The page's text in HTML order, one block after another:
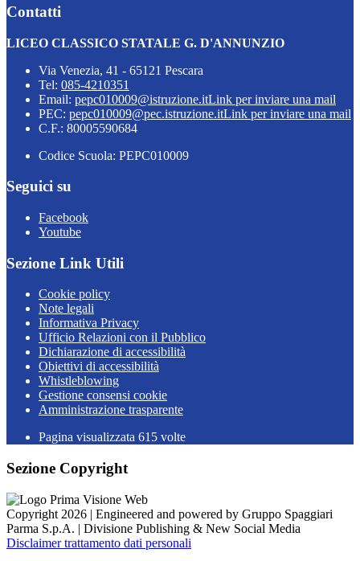
Contatti
LICEO CLASSICO STATALE G. D'ANNUNZIO
Via Venezia, 41 - 65121 Pescara
Tel: 085-4210351
Email: pepc010009@istruzione.itLink per inviare una mail
PEC: pepc010009@pec.istruzione.itLink per inviare una mail
C.F.: 80005590684
Codice Scuola: PEPC010009
Seguici su
Facebook
Youtube
Sezione Link Utili
Cookie policy
Note legali
Informativa Privacy
Ufficio Relazioni con il Pubblico
Dichiarazione di accessibilità
Obiettivi di accessibilità
Whistleblowing
Gestione consensi cookie
Amministrazione trasparente
Pagina visualizzata 615 volte
Sezione Copyright
Copyright 2026 | Engineered and powered by Gruppo Spaggiari
Parma S.p.A. | Divisione Publishing & New Social Media
Disclaimer trattamento dati personali